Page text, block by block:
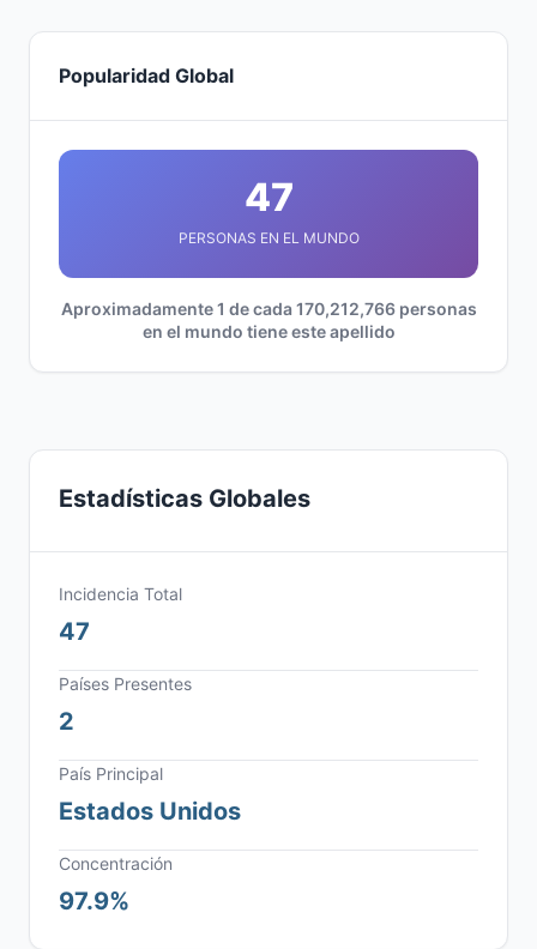
Popularidad Global
47
PERSONAS EN EL MUNDO
Aproximadamente 1 de cada 170,212,766 personas
en el mundo tiene este apellido
Estadísticas Globales
Incidencia Total
47
Países Presentes
2
País Principal
Estados Unidos
Concentración
97.9%